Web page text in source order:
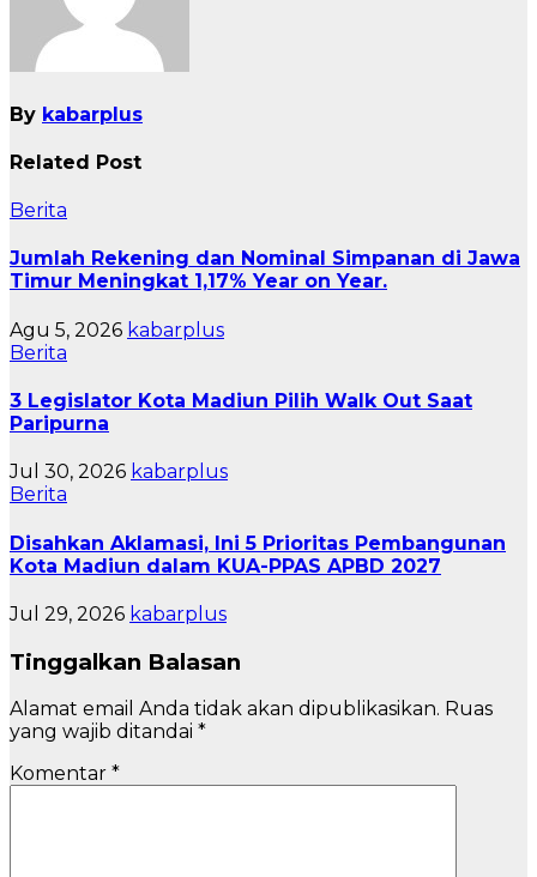
By kabarplus
Related Post
Berita
Jumlah Rekening dan Nominal Simpanan di Jawa
Timur Meningkat 1,17% Year on Year.
Agu 5, 2026 kabarplus
Berita
3 Legislator Kota Madiun Pilih Walk Out Saat
Paripurna
Jul 30, 2026 kabarplus
Berita
Disahkan Aklamasi, Ini 5 Prioritas Pembangunan
Kota Madiun dalam KUA-PPAS APBD 2027
Jul 29, 2026 kabarplus
Tinggalkan Balasan
Alamat email Anda tidak akan dipublikasikan. Ruas
yang wajib ditandai *
Komentar *